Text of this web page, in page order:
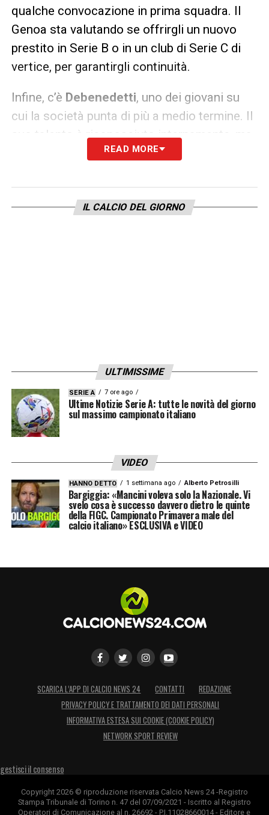
qualche convocazione in prima squadra. Il
Genoa sta valutando se offrirgli un nuovo
prestito in Serie B o in un club di Serie C di
vertice, per garantirgli continuità.
Infine, c’è Debenedetti, uno dei giovani su
cui la società punta di più a medio termine. Il
suo talento è riconosciuto internamente, ma
Calciomercato Genoasembra orientato a
la concorrenza nel reparto offensivo e le
poche possibilità di impiego immediato.
talenti che potrebbero invece crescere
altrove.
Oltre alle uscite, ilCalciomercato Genoa
resta comunque vigile anche su eventuali
opportunità in entrata, ma solo a fronte di
spazi liberati. La rosa definitiva sarà più
snella, ma composta da profili utili fin da
subito al progetto tecnico.
dell’inizio della stagione.
READ MORE
IL CALCIO DEL GIORNO
ULTIMISSIME
SERIE A 7 ore ago
Ultime Notizie Serie A: tutte le novità del giorno
sul massimo campionato italiano
VIDEO
HANNO DETTO 1 settimana ago Alberto Petrosilli
Bargiggia: «Mancini voleva solo la Nazionale. Vi
svelo cosa è successo davvero dietro le quinte
della FIGC. Campionato Primavera male del
calcio italiano» ESCLUSIVA e VIDEO
SCARICA L’APP DI CALCIO NEWS 24 CONTATTI
REDAZIONE
PRIVACY POLICY E TRATTAMENTO DEI DATI PERSONALI
INFORMATIVA ESTESA SUI COOKIE (COOKIE POLICY)
NETWORK SPORT REVIEW
gestisci il consenso
Copyright 2026 © riproduzione riservata Calcio News 24 -Registro
Stampa Tribunale di Torino n. 47 del 07/09/2021 - Iscritto al Registro
Operatori di Comunicazione al n. 26692 - P.I.11028660014 - Editore e